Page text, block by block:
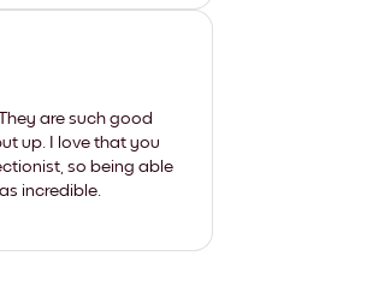
are such good
up. I love that you
so being able
incredible.